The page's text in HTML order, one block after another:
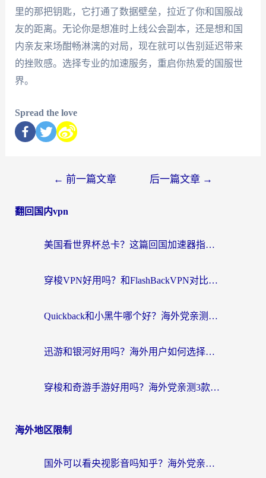
里的那把钥匙，它打通了数据壁垒，拉近了你和国服战
友的距离。无论你是想准时上线公会副本，还是想和国
内亲友来场酣畅淋漓的对局，现在就可以告别延迟带来
的挫败感。选择专业的加速服务，重启你热爱的国服世
界。
Spread the love
← 前一篇文章 后一篇文章 →
翻回国内vpn
美国看世界杯总卡？这篇回国加速器指南帮你无缝刷国内资源（附苹果手机VPN设置步骤）
穿梭VPN好用吗？和FlashBackVPN对比哪个回国效果更好？
Quickback和小黑牛哪个好？海外党亲测指南，选对回国加速器秒回国内
迅游和银河好用吗？海外用户如何选择回国加速器实现无缝访问国内资源
穿梭和奇游手游好用吗？海外党亲测3款回国加速器，附蜜蜂加速器七天试用攻略
海外地区限制
国外可以看央视影音吗知乎？海外党亲测有效的回国加速方案